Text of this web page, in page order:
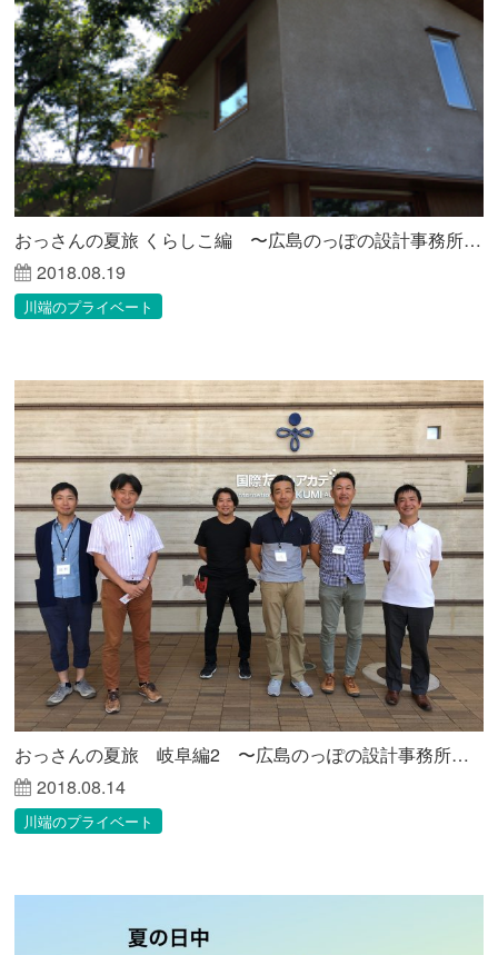
おっさんの夏旅 くらしこ編 〜広島のっぽの設計事務所が見る未来〜
2018.08.19
川端のプライベート
おっさんの夏旅 岐阜編2 〜広島のっぽの設計事務所が見る未来〜
2018.08.14
川端のプライベート